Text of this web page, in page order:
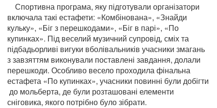
Спортивна програма, яку підготували організатори
включала такі естафети: «Комбінована», «Знайди
кульку», «Біг з перешкодами», «Біг в парі», «По
купинках». Під веселий музичний супровід, сміх та
підбадьорливі вигуки вболівальників учасники змагань
з завзяттям виконували поставлені завдання, долали
перешкоди. Особливо весело проходила фінальна
естафета «По купинках», учасники повинні були добігти
до мольберта, де були розташовані елементи
сніговика, якого потрібно було зібрати.